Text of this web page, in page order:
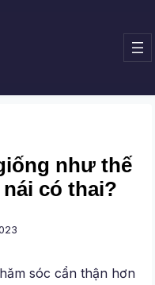
như thế
có thai?
sóc cẩn thận hơn